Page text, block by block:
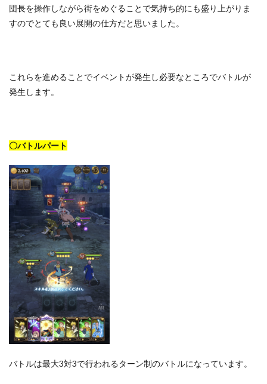
団長を操作しながら街をめぐることで気持ち的にも盛り上がりま
すのでとても良い展開の仕方だと思いました。
これらを進めることでイベントが発生し必要なところでバトルが
発生します。
〇バトルパート
バトルは最大3対3で行われるターン制のバトルになっています。